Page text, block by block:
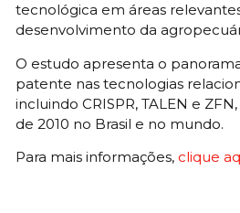
tecnológica em áreas
desenvolvimento da
O estudo apresenta o
patente nas tecnologias
incluindo CRISPR, TALEN e
de 2010 no Brasil e no mundo.
Para mais informações, clique